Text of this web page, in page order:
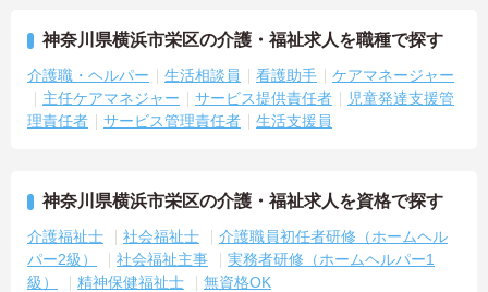
神奈川県横浜市栄区の介護・福祉求人を職種で探す
介護職・ヘルパー 生活相談員 看護助手
ケアマネージャー
主任ケアマネジャー
サービス提供責任者
児童発達支援管
理責任者
サービス管理責任者 生活支援員
神奈川県横浜市栄区の介護・福祉求人を資格で探す
介護福祉士 社会福祉士
介護職員初任者研修（ホームヘル
パー2級）
社会福祉主事
実務者研修（ホームヘルパー1
級）
精神保健福祉士 無資格OK